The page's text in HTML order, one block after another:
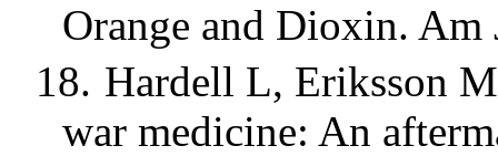
Orange and Dioxin.
18. Hardell L, Eriksson
war medicine: An